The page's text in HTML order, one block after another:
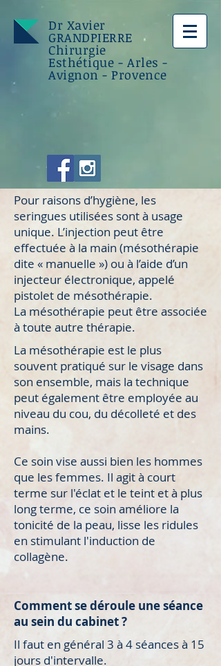
Dr Xavier
GRANDPIERRE
Chirurgie
Esthétique - Arles -
Avignon - Provence
Pour raisons d’hygiène, les
seringues utilisées sont à usage
unique. L’injection peut être
effectuée à la main (mésothérapie
dite « manuelle ») ou à l’aide d’un
injecteur électronique, appelé
pistolet de mésothérapie.
La mésothérapie peut être associée
à toute autre thérapie.
La mésothérapie est le plus
souvent pratiqué sur le visage dans
son ensemble, mais la technique
peut également être employée au
niveau du cou, du décolleté et des
mains.
Ce soin vise aussi bien les hommes
que les femmes. Il agit à court
terme sur l'éclat et le teint et à plus
long terme, ce soin améliore la
tonicité de la peau, lisse les ridules
en stimulant l'induction de
collagène.
Comment se déroule une séance
au sein du cabinet ?
Il faut en général 3 à 4 séances à 15
jours d'intervalle.